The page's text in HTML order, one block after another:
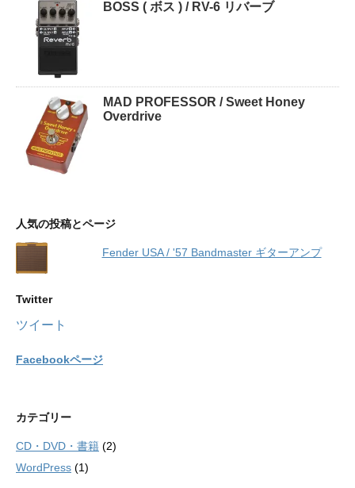
BOSS ( ボス ) / RV-6 リバーブ
MAD PROFESSOR / Sweet Honey
Overdrive
人気の投稿とページ
Fender USA / '57 Bandmaster ギターアンプ
Twitter
ツイート
Facebookページ
カテゴリー
CD・DVD・書籍 (2)
WordPress (1)